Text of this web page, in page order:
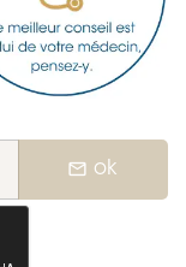
mail_outline ok